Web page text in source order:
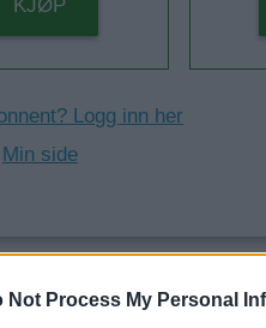
Not Process My Personal
KJØP
Logg inn her
Min side
HENRIK RAADEN